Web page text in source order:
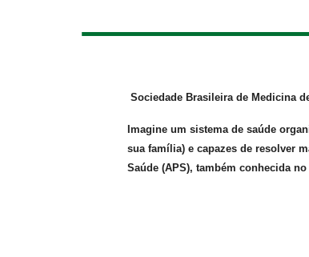
Sociedade Brasileira de Medicina
Imagine um sistema de saúde
sua família) e capazes de resolver
Saúde (APS), também conhecida